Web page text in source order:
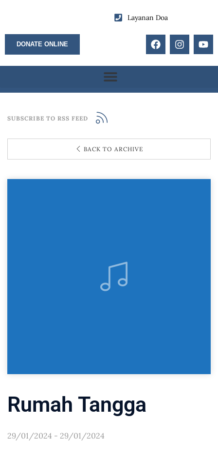
Layanan Doa
DONATE ONLINE
SUBSCRIBE TO RSS FEED
BACK TO ARCHIVE
Rumah Tangga
29/01/2024 - 29/01/2024